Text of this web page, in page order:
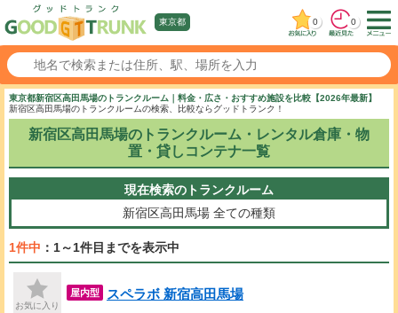
東京都 0 0
東京都新宿区高田馬場のトランクルーム｜料金・広さ・おすすめ施設を比較【2026年最新】
新宿区高田馬場のトランクルームの検索、比較ならグッドトランク！
新宿区高田馬場のトランクルーム・レンタル倉庫・物
置・貸しコンテナ一覧
現在検索のトランクルーム
新宿区高田馬場 全ての種類
1件中 ：1～1件目までを表示中
お気に入り
屋内型 スペラボ 新宿高田馬場